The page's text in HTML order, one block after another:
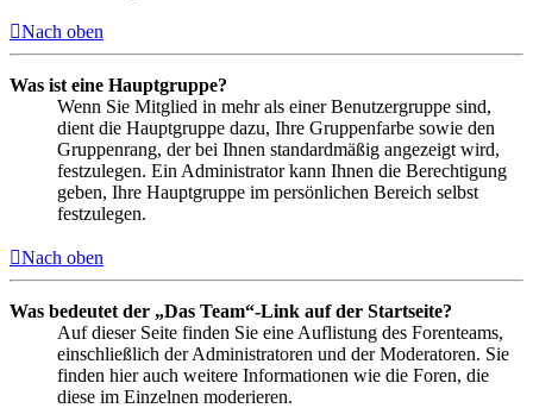
Nach oben
Was ist eine Hauptgruppe?
Wenn Sie Mitglied in mehr als einer Benutzergruppe sind,
dient die Hauptgruppe dazu, Ihre Gruppenfarbe sowie den
Gruppenrang, der bei Ihnen standardmäßig angezeigt wird,
festzulegen. Ein Administrator kann Ihnen die Berechtigung
geben, Ihre Hauptgruppe im persönlichen Bereich selbst
festzulegen.
Nach oben
Was bedeutet der „Das Team“-Link auf der Startseite?
Auf dieser Seite finden Sie eine Auflistung des Forenteams,
einschließlich der Administratoren und der Moderatoren. Sie
finden hier auch weitere Informationen wie die Foren, die
diese im Einzelnen moderieren.